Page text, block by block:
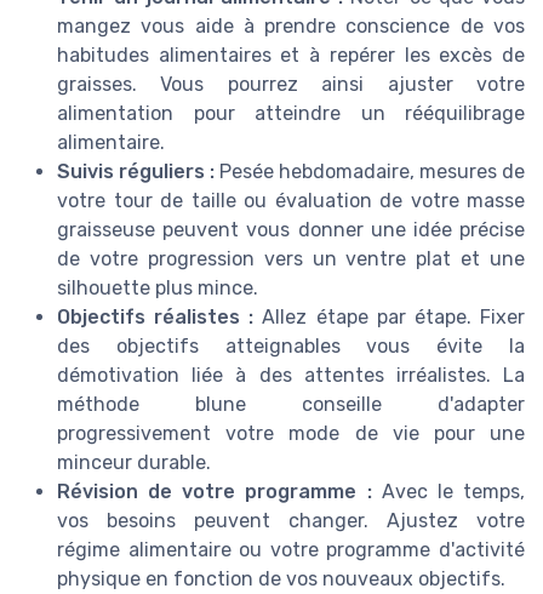
mangez vous aide à prendre conscience de vos
habitudes alimentaires et à repérer les excès de
graisses. Vous pourrez ainsi ajuster votre
alimentation pour atteindre un rééquilibrage
alimentaire.
Suivis réguliers : Pesée hebdomadaire, mesures de
votre tour de taille ou évaluation de votre masse
graisseuse peuvent vous donner une idée précise
de votre progression vers un ventre plat et une
silhouette plus mince.
Objectifs réalistes : Allez étape par étape. Fixer
des objectifs atteignables vous évite la
démotivation liée à des attentes irréalistes. La
méthode blune conseille d'adapter
progressivement votre mode de vie pour une
minceur durable.
Révision de votre programme :Avec le temps,
vos besoins peuvent changer. Ajustez votre
régime alimentaire ou votre programme d'activité
physique en fonction de vos nouveaux objectifs.